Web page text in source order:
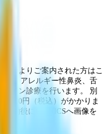
師よりご案内された方はこ
症、アレルギー性鼻炎、舌
イン診療を行います。 別
500円（税込）がかかりま
約後にCLINICSへ画像を